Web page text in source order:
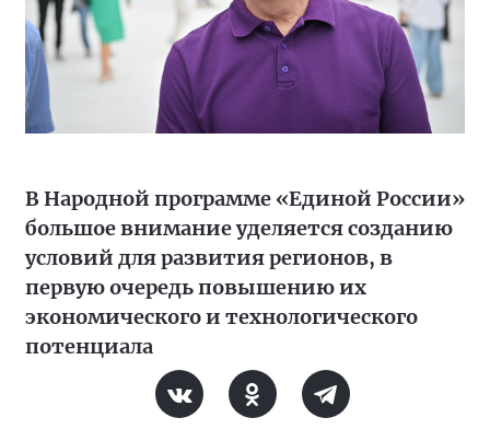
В Народной программе «Единой России»
большое внимание уделяется созданию
условий для развития регионов, в
первую очередь повышению их
экономического и технологического
потенциала